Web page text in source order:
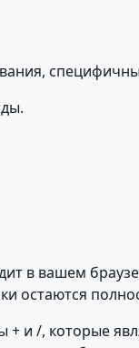
в вашем
остаются
+ и /, которые